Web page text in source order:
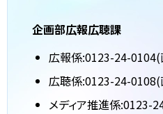
企画部広報広聴課
広報係:0123-24-
広聴係:0123-24-
メディア推進係:0123-